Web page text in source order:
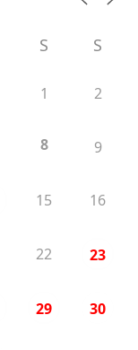
S S
1 2
8 9
15 16
22 23
29 30